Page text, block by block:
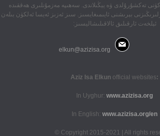
ئۆكتەبىر كۈنى تەكشۇرۇلدى ۋە يېڭىلاندى. سەھىپە مەزمۇنلىرى ھەققىدە
بېرىشنى ئايىمىغايسىز. سىز ئەزىز ئەيسا ئەلكۈن بىلەن
ئېلخەت ئارقىلىق ئالاقىلىشاليسىز:
:Aziz Isa Elkun
official websites
In Uyghur: www.azizisa.org
In English: www.azizisa.org/en
Copyright 2015-2021 | All rights